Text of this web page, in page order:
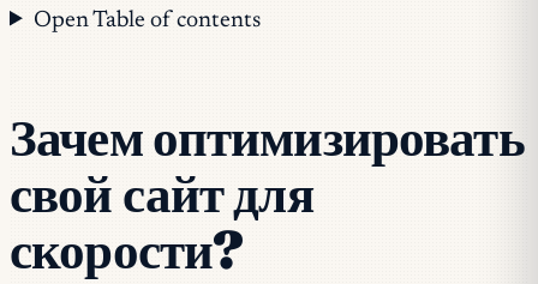
Open Table of contents
Зачем оптимизировать
свой сайт для
скорости?